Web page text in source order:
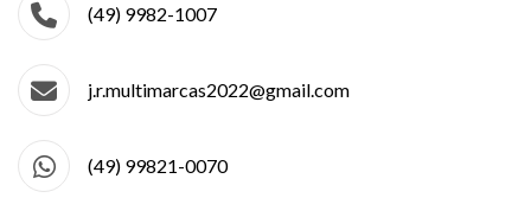
(49) 9982-1007
j.r.multimarcas2022@gmail.com
(49) 99821-0070